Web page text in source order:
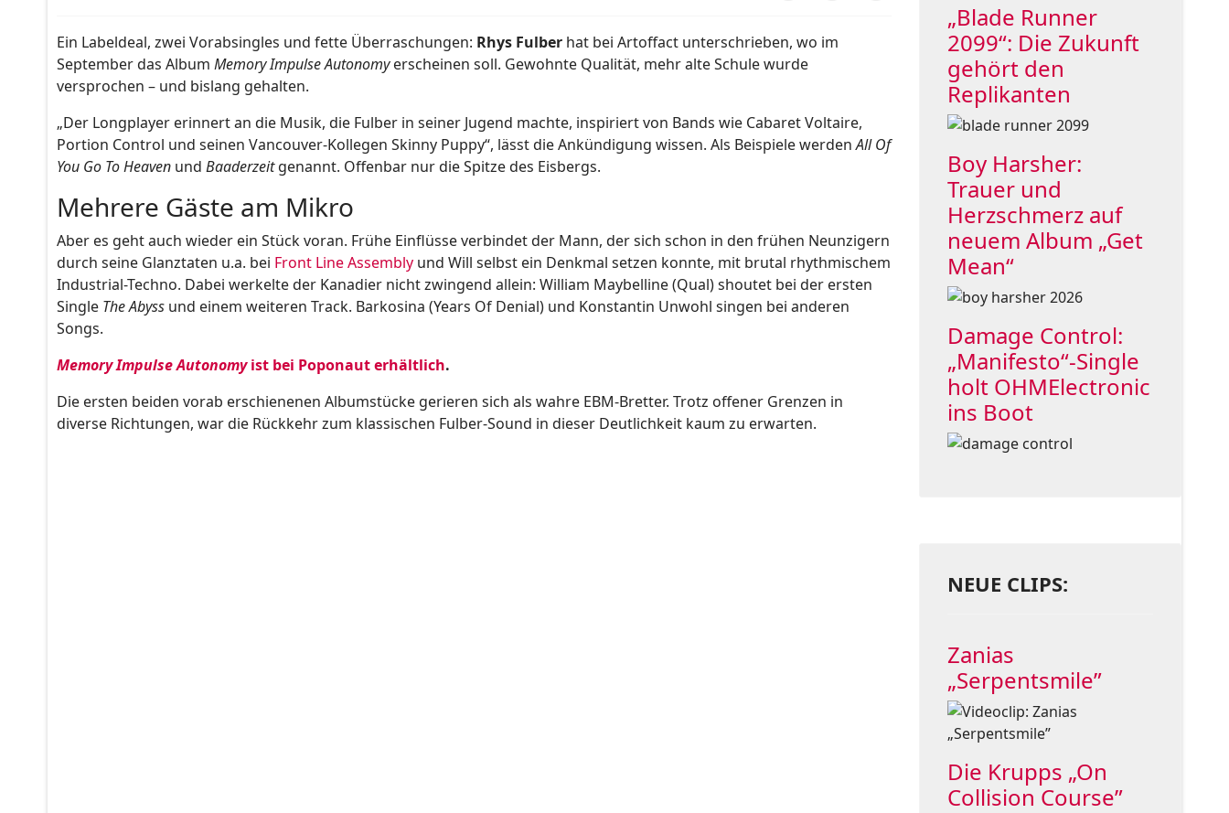
Ein Labeldeal, zwei Vorabsingles und fette Überraschungen: Rhys Fulber hat bei Artoffact unterschrieben, wo im
September das Album Memory Impulse Autonomyerscheinen soll. Gewohnte Qualität, mehr alte Schule wurde
versprochen – und bislang gehalten.
„Der Longplayer erinnert an die Musik, die Fulber in seiner Jugend machte, inspiriert von Bands wie Cabaret Voltaire,
Portion Control und seinen Vancouver-Kollegen Skinny Puppy“, lässt die Ankündigung wissen. Als Beispiele werdenAll Of
You Go To Heaven und Baaderzeitgenannt. Offenbar nur die Spitze des Eisbergs.
Mehrere Gäste am Mikro
Aber es geht auch wieder ein Stück voran. Frühe Einflüsse verbindet der Mann, der sich schon in den frühen Neunzigern
durch seine Glanztaten u.a. bei Front Line Assembly und Will selbst ein Denkmal setzen konnte, mit brutal rhythmischem
Industrial-Techno. Dabei werkelte der Kanadier nicht zwingend allein: William Maybelline (Qual) shoutet bei der ersten
Single The Abyss und einem weiteren Track. Barkosina (Years Of Denial) und Konstantin Unwohl singen bei anderen
Songs.
Memory Impulse Autonomyist bei Poponaut erhältlich.
Die ersten beiden vorab erschienenen Albumstücke gerieren sich als wahre EBM-Bretter. Trotz offener Grenzen in
diverse Richtungen, war die Rückkehr zum klassischen Fulber-Sound in dieser Deutlichkeit kaum zu erwarten.
„Blade Runner
2099“: Die Zukunft
gehört den
Replikanten
Boy Harsher:
Trauer und
Herzschmerz auf
neuem Album „Get
Mean“
Damage Control:
„Manifesto“-Single
holt OHMElectronic
ins Boot
NEUE CLIPS:
Zanias
„Serpentsmile”
Die Krupps „On
Collision Course”